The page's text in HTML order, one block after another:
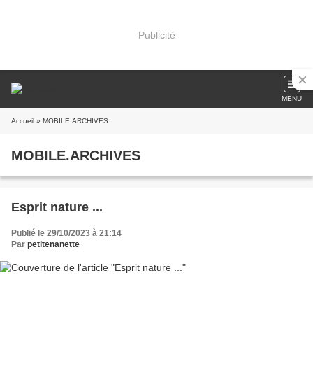
Publicité
MENU
Accueil » MOBILE.ARCHIVES
MOBILE.ARCHIVES
Esprit nature ...
Publié le 29/10/2023 à 21:14
Par petitenanette